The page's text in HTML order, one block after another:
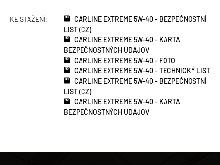
KE STAŽENÍ:
CARLINE EXTREME 5W-40 - BEZPEČNOSTNÍ
LIST (CZ)
CARLINE EXTREME 5W-40 - KARTA
BEZPEČNOSTNÝCH ÚDAJOV
CARLINE EXTREME 5W-40 - FOTO
CARLINE EXTREME 5W-40 - TECHNICKÝ LIST
CARLINE EXTREME 5W-40 - BEZPEČNOSTNÍ
LIST (CZ)
CARLINE EXTREME 5W-40 - KARTA
BEZPEČNOSTNÝCH ÚDAJOV